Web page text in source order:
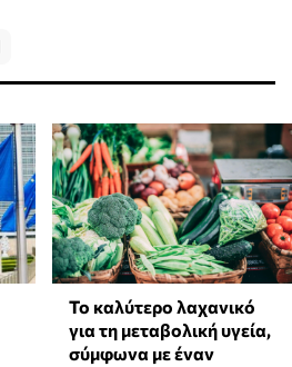
Το καλύτερο λαχανικό
για τη μεταβολική υγεία,
σύμφωνα με έναν